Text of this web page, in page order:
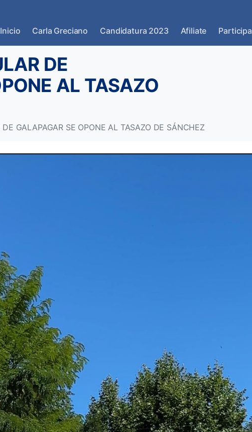
Inicio Carla Greciano Candidatura 2023 Afiliate Participa
DE
AL TASAZO
GALAPAGAR SE OPONE AL TASAZO DE SÁNCHEZ